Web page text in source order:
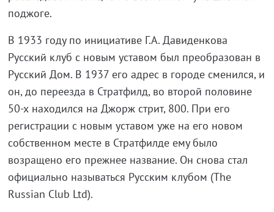
поджоге.
В 1933 году по инициативе Г.А. Давиденкова
Русский клуб с новым уставом был преобразован в
Русский Дом. В 1937 его адрес в городе сменился, и
он, до переезда в Стратфилд, во второй половине
50-х находился на Джорж стрит, 800. При его
регистрации с новым уставом уже на его новом
собственном месте в Стратфилде ему было
возращено его прежнее название. Он снова стал
официально называться Русским клубом (The
Russian Club Ltd).